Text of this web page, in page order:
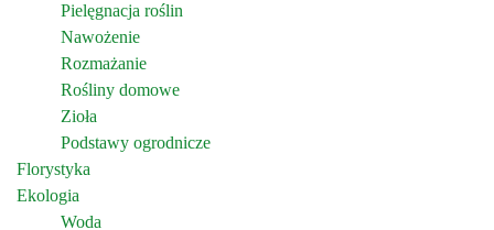
Pielęgnacja roślin
Nawożenie
Rozmażanie
Rośliny domowe
Zioła
Podstawy ogrodnicze
Florystyka
Ekologia
Woda